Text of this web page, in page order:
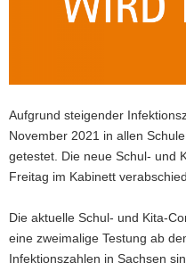
t
i
o
n
Aufgrund steigender
November 2021 in allen
getestet. Die neue Schul- und
Freitag im Kabinett
Die aktuelle Schul- und Kita-
eine zweimalige Testung ab
Infektionszahlen in Sachsen